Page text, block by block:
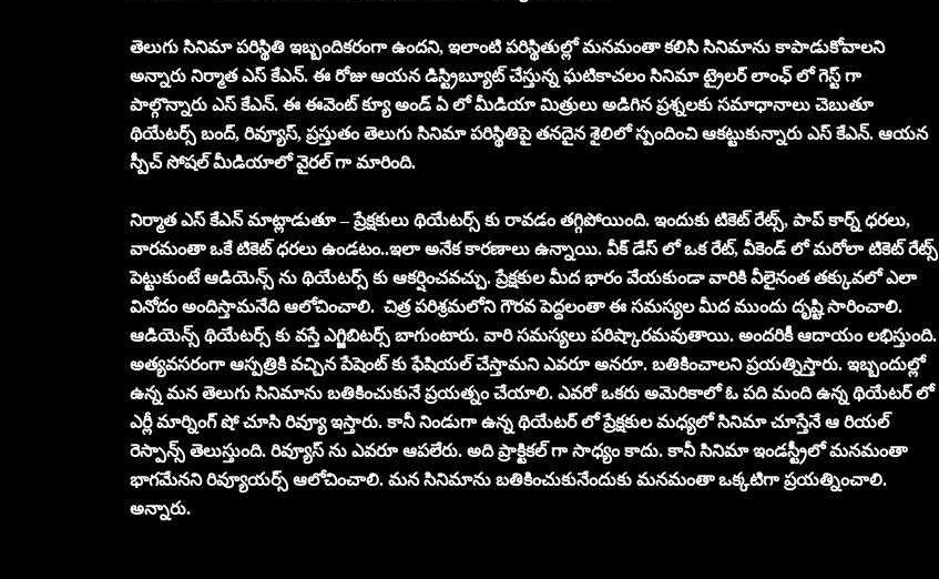
తెలుగు సినిమా పరిస్థితి ఇబ్బందికరంగా ఉందని, ఇలాంటి పరిస్థితుల్లో మనమంతా కలిసి సినిమాను కాపాడుకోవాలని
అన్నారు నిర్మాత ఎస్ కేఎన్. ఈ రోజు ఆయన డిస్ట్రిబ్యూట్ చేస్తున్న ఘటికాచలం సినిమా ట్రైలర్ లాంఛ్ లో గెస్ట్ గా
పాల్గొన్నారు ఎస్ కేఎన్. ఈ ఈవెంట్ క్యూ అండ్ ఏ లో మీడియా మిత్రులు అడిగిన ప్రశ్నలకు సమాధానాలు చెబుతూ
థియేటర్స్ బంద్, రివ్యూస్, ప్రస్తుతం తెలుగు సినిమా పరిస్థితిపై తనదైన శైలిలో స్పందించి ఆకట్టుకున్నారు ఎస్ కేఎన్. ఆయన
స్పీచ్ సోషల్ మీడియాలో వైరల్ గా మారింది.
నిర్మాత ఎస్ కేఎన్ మాట్లాడుతూ – ప్రేక్షకులు థియేటర్స్ కు రావడం తగ్గిపోయింది. ఇందుకు టికెట్ రేట్స్, పాప్ కార్న్ ధరలు,
వారమంతా ఒకే టికెట్ ధరలు ఉండటం..ఇలా అనేక కారణాలు ఉన్నాయి. వీక్ డేస్ లో ఒక రేట్, వీకెండ్ లో మరోలా టికెట్ రేట్స్
పెట్టుకుంటే ఆడియెన్స్ ను థియేటర్స్ కు ఆకర్షించవచ్చు. ప్రేక్షకుల మీద భారం వేయకుండా వారికి వీలైనంత తక్కువలో ఎలా
వినోదం అందిస్తామనేది ఆలోచించాలి. చిత్ర పరిశ్రమలోని గౌరవ పెద్దలంతా ఈ సమస్యల మీద ముందు దృష్టి సారించాలి.
ఆడియెన్స్ థియేటర్స్ కు వస్తే ఎగ్జిబిటర్స్ బాగుంటారు. వారి సమస్యలు పరిష్కారమవుతాయి. అందరికీ ఆదాయం లభిస్తుంది.
అత్యవసరంగా ఆస్పత్రికి వచ్చిన పేషెంట్ కు ఫేషియల్ చేస్తామని ఎవరూ అనరూ. బతికించాలని ప్రయత్నిస్తారు. ఇబ్బందుల్లో
ఉన్న మన తెలుగు సినిమాను బతికించుకునే ప్రయత్నం చేయాలి. ఎవరో ఒకరు అమెరికాలో ఓ పది మంది ఉన్న థియేటర్ లో
ఎర్లీ మార్నింగ్ షో చూసి రివ్యూ ఇస్తారు. కానీ నిండుగా ఉన్న థియేటర్ లో ప్రేక్షకుల మధ్యలో సినిమా చూస్తేనే ఆ రియల్
రెస్పాన్స్ తెలుస్తుంది. రివ్యూస్ ను ఎవరూ ఆపలేరు. అది ప్రాక్టికల్ గా సాధ్యం కాదు. కానీ సినిమా ఇండస్ట్రీలో మనమంతా
భాగమేనని రివ్యూయర్స్ ఆలోచించాలి. మన సినిమాను బతికించుకునేందుకు మనమంతా ఒక్కటిగా ప్రయత్నించాలి.
అన్నారు.